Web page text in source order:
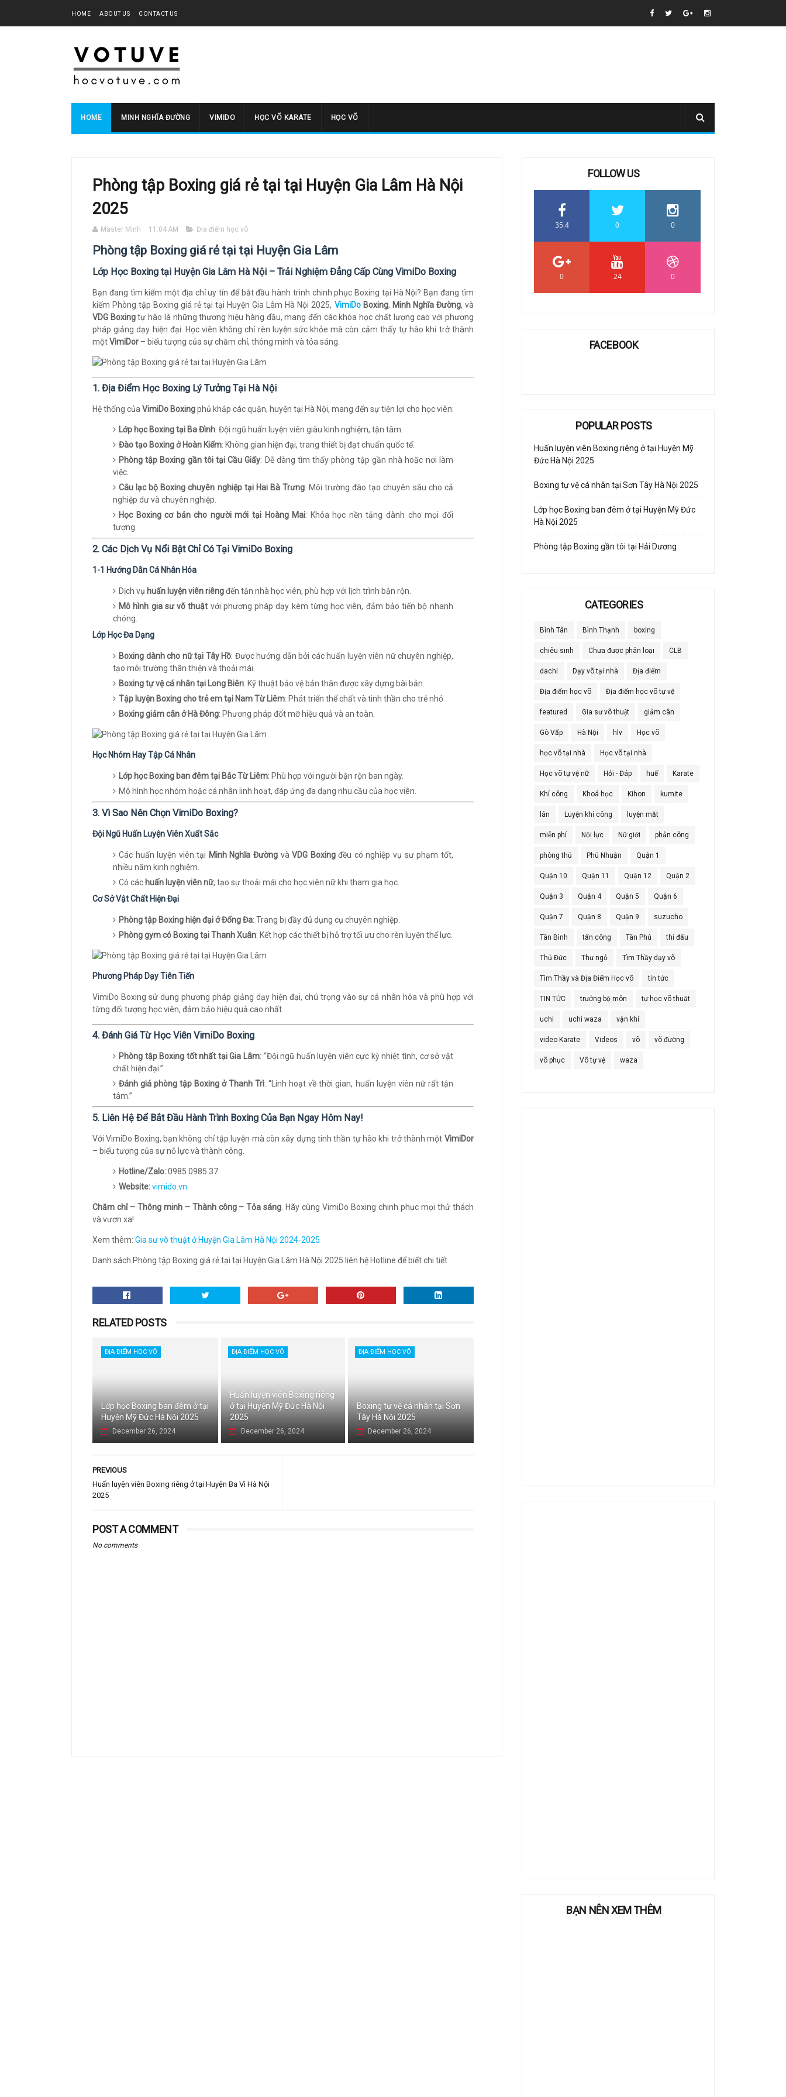
HOME ABOUT US CONTACT US
HOME MINH NGHĨA ĐƯỜNG VIMIDO HỌC VÕ KARATE HỌC VÕ
Phòng tập Boxing giá rẻ tại tại Huyện Gia Lâm Hà Nội
2025
Master Minh 11:04 AM Địa điểm học võ
Phòng tập Boxing giá rẻ tại tại Huyện Gia Lâm
Lớp Học Boxing tại Huyện Gia Lâm Hà Nội – Trải Nghiệm Đẳng Cấp Cùng VimiDo Boxing
Bạn đang tìm kiếm một địa chỉ uy tín để bắt đầu hành trình chinh phục Boxing tại Hà Nội? Bạn đang tìm
kiếm Phòng tập Boxing giá rẻ tại tại Huyện Gia Lâm Hà Nội 2025, VimiDoBoxing, Minh Nghĩa Đường, và
VDG Boxingtự hào là những thương hiệu hàng đầu, mang đến các khóa học chất lượng cao với phương
pháp giảng dạy hiện đại. Học viên không chỉ rèn luyện sức khỏe mà còn cảm thấy tự hào khi trở thành
mộtVimiDor – biểu tượng của sự chăm chỉ, thông minh và tỏa sáng.
1. Địa Điểm Học Boxing Lý Tưởng Tại Hà Nội
Hệ thống của VimiDo Boxingphủ khắp các quận, huyện tại Hà Nội, mang đến sự tiện lợi cho học viên:
Lớp học Boxing tại Ba Đình: Đội ngũ huấn luyện viên giàu kinh nghiệm, tận tâm.
Đào tạo Boxing ở Hoàn Kiếm: Không gian hiện đại, trang thiết bị đạt chuẩn quốc tế.
Phòng tập Boxing gần tôi tại Cầu Giấy: Dễ dàng tìm thấy phòng tập gần nhà hoặc nơi làm
việc.
Câu lạc bộ Boxing chuyên nghiệp tại Hai Bà Trưng: Môi trường đào tạo chuyên sâu cho cả
nghiệp dư và chuyên nghiệp.
Học Boxing cơ bản cho người mới tại Hoàng Mai: Khóa học nền tảng dành cho mọi đối
tượng.
2. Các Dịch Vụ Nổi Bật Chỉ Có Tại VimiDo Boxing
1-1 Hướng Dẫn Cá Nhân Hóa
Dịch vụ huấn luyện viên riêngđến tận nhà học viên, phù hợp với lịch trình bận rộn.
Mô hình gia sư võ thuật với phương pháp dạy kèm từng học viên, đảm bảo tiến bộ nhanh
chóng.
Lớp Học Đa Dạng
Boxing dành cho nữ tại Tây Hồ: Được hướng dẫn bởi các huấn luyện viên nữ chuyên nghiệp,
tạo môi trường thân thiện và thoải mái.
Boxing tự vệ cá nhân tại Long Biên: Kỹ thuật bảo vệ bản thân được xây dựng bài bản.
Tập luyện Boxing cho trẻ em tại Nam Từ Liêm: Phát triển thể chất và tinh thần cho trẻ nhỏ.
Boxing giảm cân ở Hà Đông: Phương pháp đốt mỡ hiệu quả và an toàn.
Học Nhóm Hay Tập Cá Nhân
Lớp học Boxing ban đêm tại Bắc Từ Liêm: Phù hợp với người bận rộn ban ngày.
Mô hình học nhóm hoặc cá nhân linh hoạt, đáp ứng đa dạng nhu cầu của học viên.
3. Vì Sao Nên Chọn VimiDo Boxing?
Đội Ngũ Huấn Luyện Viên Xuất Sắc
Các huấn luyện viên tại Minh Nghĩa Đường vàVDG Boxingđều có nghiệp vụ sư phạm tốt,
nhiều năm kinh nghiệm.
Có các huấn luyện viên nữ, tạo sự thoải mái cho học viên nữ khi tham gia học.
Cơ Sở Vật Chất Hiện Đại
Phòng tập Boxing hiện đại ở Đống Đa: Trang bị đầy đủ dụng cụ chuyên nghiệp.
Phòng gym có Boxing tại Thanh Xuân: Kết hợp các thiết bị hỗ trợ tối ưu cho rèn luyện thể lực.
Phương Pháp Dạy Tiên Tiến
VimiDo Boxing sử dụng phương pháp giảng dạy hiện đại, chú trọng vào sự cá nhân hóa và phù hợp với
từng đối tượng học viên, đảm bảo hiệu quả cao nhất.
4. Đánh Giá Từ Học Viên VimiDo Boxing
Phòng tập Boxing tốt nhất tại Gia Lâm: “Đội ngũ huấn luyện viên cực kỳ nhiệt tình, cơ sở vật
chất hiện đại.”
Đánh giá phòng tập Boxing ở Thanh Trì: “Linh hoạt về thời gian, huấn luyện viên nữ rất tận
tâm.”
5. Liên Hệ Để Bắt Đầu Hành Trình Boxing Của Bạn Ngay Hôm Nay!
Với VimiDo Boxing, bạn không chỉ tập luyện mà còn xây dựng tinh thần tự hào khi trở thành một VimiDor
– biểu tượng của sự nỗ lực và thành công.
Hotline/Zalo:0985.0985.37
Website:vimido.vn
Chăm chỉ – Thông minh – Thành công – Tỏa sáng . Hãy cùng VimiDo Boxing chinh phục mọi thử thách
và vươn xa!
Xem thêm: Gia sư võ thuật ở Huyện Gia Lâm Hà Nội 2024-2025
Danh sách Phòng tập Boxing giá rẻ tại tại Huyện Gia Lâm Hà Nội 2025 liên hệ Hotline để biết chi tiết
RELATED POSTS
ĐỊA ĐIỂM HỌC VÕ
Lớp học Boxing ban đêm ở tại
Huyện Mỹ Đức Hà Nội 2025
December 26, 2024
ĐỊA ĐIỂM HỌC VÕ
Huấn luyện viên Boxing riêng
ở tại Huyện Mỹ Đức Hà Nội
2025
December 26, 2024
ĐỊA ĐIỂM HỌC VÕ
Boxing tự vệ cá nhân tại Sơn
Tây Hà Nội 2025
December 26, 2024
PREVIOUS
Huấn luyện viên Boxing riêng ở tại Huyện Ba Vì Hà Nội
2025
POST A COMMENT
No comments
FOLLOW US
35.4 0 0
0 24 0
FACEBOOK
POPULAR POSTS
Huấn luyện viên Boxing riêng ở tại Huyện Mỹ
Đức Hà Nội 2025
Boxing tự vệ cá nhân tại Sơn Tây Hà Nội 2025
Lớp học Boxing ban đêm ở tại Huyện Mỹ Đức
Hà Nội 2025
Phòng tập Boxing gần tôi tại Hải Dương
CATEGORIES
Bình Tân Bình Thạnh boxing
chiêu sinh Chưa được phân loại CLB
dachi Dạy võ tại nhà Địa điểm
Địa điểm học võ Địa điểm học võ tự vệ
featured Gia sư võ thuật giảm cân
Gò Vấp Hà Nội hlv Học võ
học võ tại nhà Học võ tại nhà
Học võ tự vệ nữ Hỏi - Đáp huế Karate
Khí công Khoá học Kihon kumite
lân Luyện khí công luyện mắt
miễn phí Nội lực Nữ giới phản công
phòng thủ Phú Nhuận Quận 1
Quận 10 Quận 11 Quận 12 Quận 2
Quận 3 Quận 4 Quận 5 Quận 6
Quận 7 Quận 8 Quận 9 suzucho
Tân Bình tấn công Tân Phú thi đấu
Thủ Đức Thư ngỏ Tìm Thầy dạy võ
Tìm Thầy và Địa Điểm Học võ tin tức
TIN TỨC trưởng bộ môn tự học võ thuật
uchi uchi waza vận khí
video Karate Videos võ võ đường
võ phục Võ tự vệ waza
BẠN NÊN XEM THÊM